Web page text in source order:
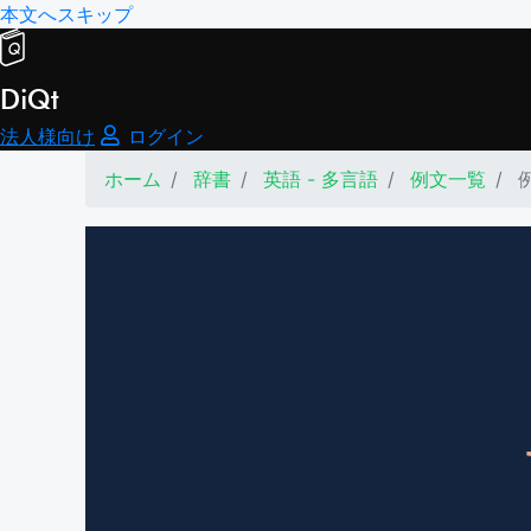
本文へスキップ
DiQt
法人様向け
ログイン
ホーム
辞書 英語 - 多言語 例文一覧